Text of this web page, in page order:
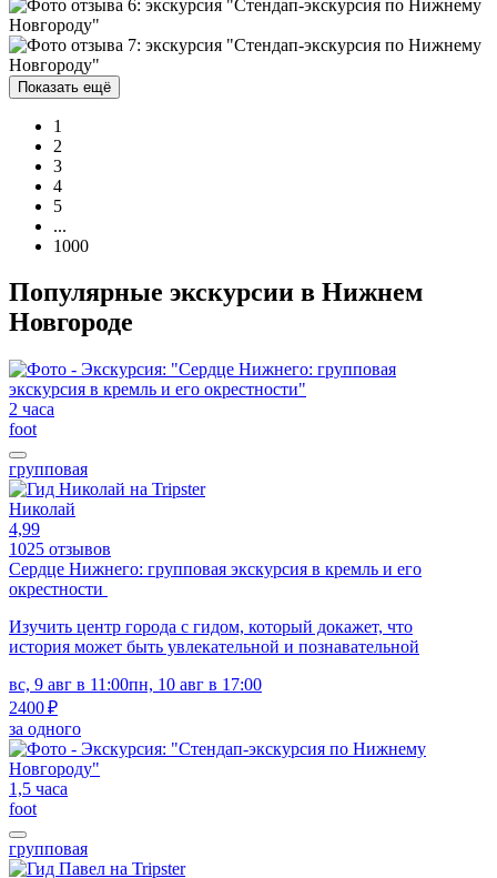
Показать ещё
1
2
3
4
5
...
1000
Популярные экскурсии в Нижнем
Новгороде
2 часа
foot
групповая
Николай
4,99
1025 отзывов
Сердце Нижнего: групповая экскурсия в кремль и его
окрестности
Изучить центр города с гидом, который докажет, что
история может быть увлекательной и познавательной
вс, 9 авг в 11:00пн, 10 авг в 17:00
2400 ₽
за одного
1,5 часа
foot
групповая